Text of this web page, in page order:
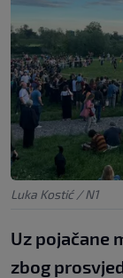
Luka Kostić / N1
Uz pojačane
zbog